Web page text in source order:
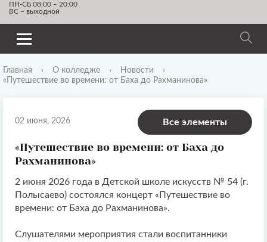
ПН-СБ 08:00 – 20:00
ВС – выходной
Главная › О колледже › Новости
›
«Путешествие во времени: от Баха до Рахманинова»
02 июня, 2026 Все элементы
«Путешествие во времени: от Баха до
Рахманинова»
2 июня 2026 года в Детской школе искусств № 54 (г.
Полысаево) состоялся концерт «Путешествие во
времени: от Баха до Рахманинова».
Слушателями мероприятия стали воспитанники